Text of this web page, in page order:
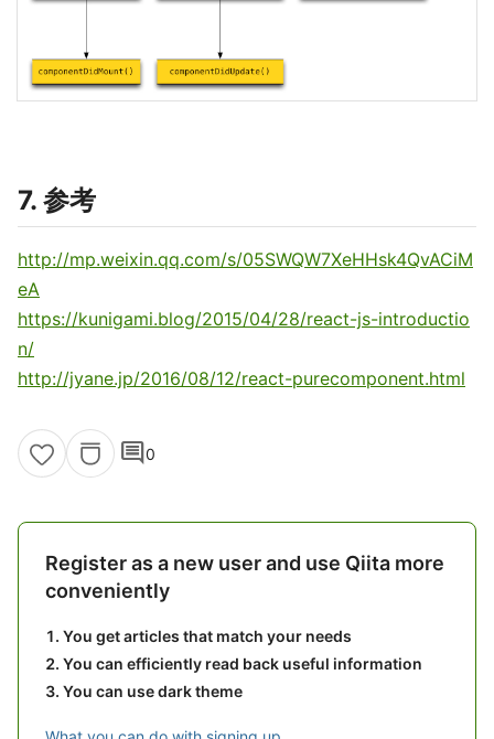
7. 参考
http://mp.weixin.qq.com/s/05SWQW7XeHHsk4QvACiM
eA
https://kunigami.blog/2015/04/28/react-js-introductio
n/
http://jyane.jp/2016/08/12/react-purecomponent.html
comment0
Register as a new user and use Qiita more
conveniently
You get articles that match your needs
You can efficiently read back useful information
You can use dark theme